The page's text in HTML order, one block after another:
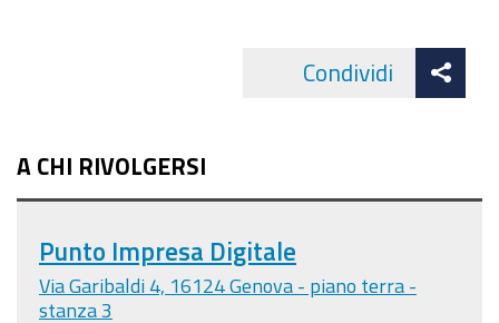
Condividi
A CHI RIVOLGERSI
Punto Impresa Digitale
Via Garibaldi 4, 16124 Genova - piano terra -
stanza 3